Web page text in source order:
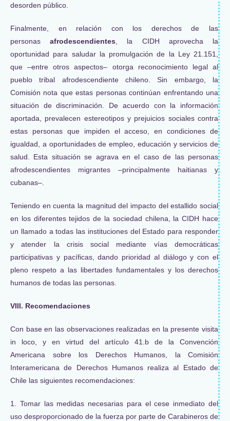
desorden público.
Finalmente, en relación con los derechos de las
personasafrodescendientes , la CIDH aprovecha la
oportunidad para saludar la promulgación de la Ley 21.151,
que –entre otros aspectos– otorga reconocimiento legal al
pueblo tribal afrodescendiente chileno. Sin embargo, la
Comisión nota que estas personas continúan enfrentando una
situación de discriminación. De acuerdo con la información
aportada, prevalecen estereotipos y prejuicios sociales contra
estas personas que impiden el acceso, en condiciones de
igualdad, a oportunidades de empleo, educación y servicios de
salud. Esta situación se agrava en el caso de las personas
afrodescendientes migrantes –principalmente haitianas y
cubanas–.
Teniendo en cuenta la magnitud del impacto del estallido social
en los diferentes tejidos de la sociedad chilena, la CIDH hace
un llamado a todas las instituciones del Estado para responder
y atender la crisis social mediante vías democráticas
participativas y pacíficas, dando prioridad al diálogo y con el
pleno respeto a las libertades fundamentales y los derechos
humanos de todas las personas.
VIII. Recomendaciones
Con base en las observaciones realizadas en la presente visita
in loco, y en virtud del artículo 41.b de la Convención
Americana sobre los Derechos Humanos, la Comisión
Interamericana de Derechos Humanos realiza al Estado de
Chile las siguientes recomendaciones:
1. Tomar las medidas necesarias para el cese inmediato del
uso desproporcionado de la fuerza por parte de Carabineros de